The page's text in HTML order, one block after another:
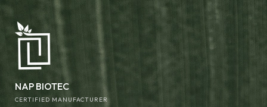
NAP BIOTEC
CERTIFIED MANUFACTURER